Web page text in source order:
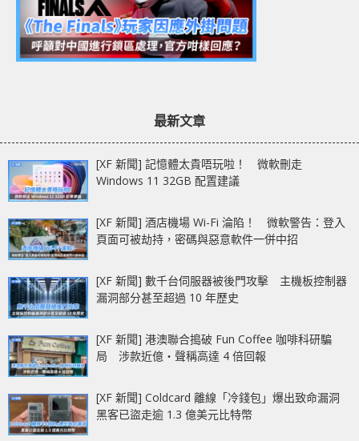
最新文章
[XF 新聞] 記憶體太貴唔玩啦！ 微軟刪走
Windows 11 32GB 配置建議
[XF 新聞] 酒店機場 Wi-Fi 淪陷！ 微軟警告：登入
頁面可被劫持，密碼與惡意軟件一併中招
[XF 新聞] 數千台伺服器被後門攻擊 主機板控制器
漏洞部分甚至超過 10 年歷史
[XF 新聞] 港澳聯合搗破 Fun Coffee 咖啡科研騙
局 涉款近億‧聲稱高達 4 倍回報
[XF 新聞] Coldcard 離線「冷錢包」爆出致命漏洞
黑客已盜走逾 1.3 億美元比特幣